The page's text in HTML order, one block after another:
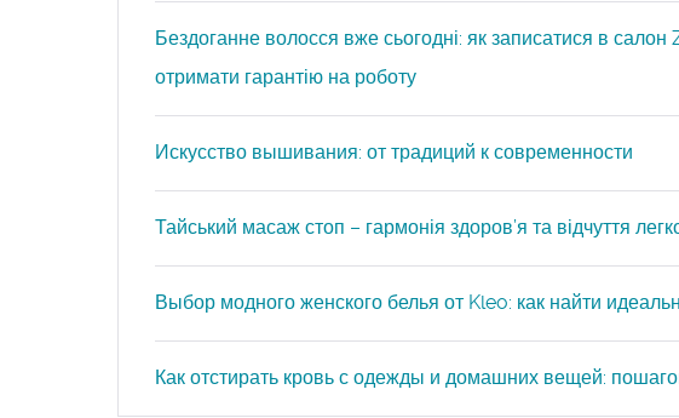
Бездоганне волосся вже сьогодні: як записатися в
отримати гарантію на роботу
Искусство вышивания: от традиций к современности
Тайський масаж стоп – гармонія здоров’я та відчуття
Выбор модного женского белья от Kleo: как найти
Как отстирать кровь с одежды и домашних вещей: